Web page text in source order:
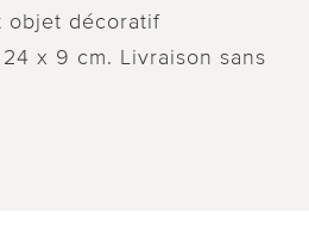
objet décoratif
x 9 cm. Livraison sans